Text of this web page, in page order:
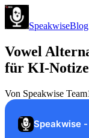
SpeakwiseBlog
Vowel
für KI-
Von Speakwise Team
Speakwise